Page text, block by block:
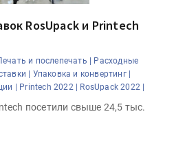
RosUpack и Printech
и послепечать |
Расходные
|
Упаковка и конвертинг |
| Printech 2022 | RosUpack 2022 |
посетили свыше 24,5 тыс.